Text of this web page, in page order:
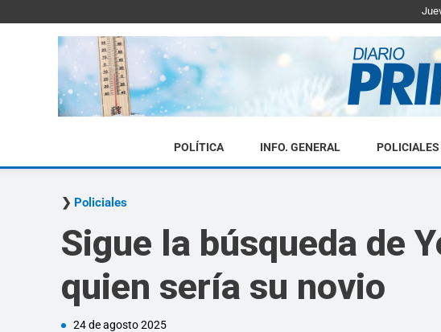
POLÍTICA INFO. GENERAL POLICIALES
Policiales
Sigue la búsqueda de
quien sería su novio
24 de agosto 2025